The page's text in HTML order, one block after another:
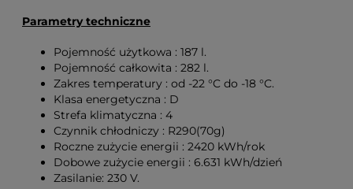
Parametry techniczne
Pojemność użytkowa : 187 l.
Pojemność całkowita : 282 l.
Zakres temperatury : od -22 °C do -18 °C.
Klasa energetyczna : D
Strefa klimatyczna : 4
Czynnik chłodniczy : R290(70g)
Roczne zużycie energii : 2420 kWh/rok
Dobowe zużycie energii : 6.631 kWh/dzień
Zasilanie: 230 V.